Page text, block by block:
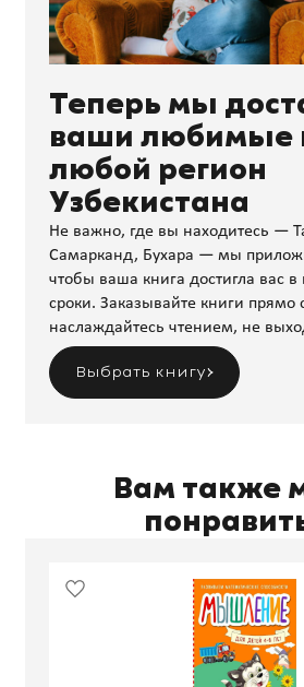
Теперь мы
ваши любимые
любой регион
Узбекистана
Не важно, где вы находитесь —
Самарканд, Бухара — мы
чтобы ваша книга достигла вас
сроки. Заказывайте книги прямо
наслаждайтесь чтением, не
Выбрать книгу
Вам также